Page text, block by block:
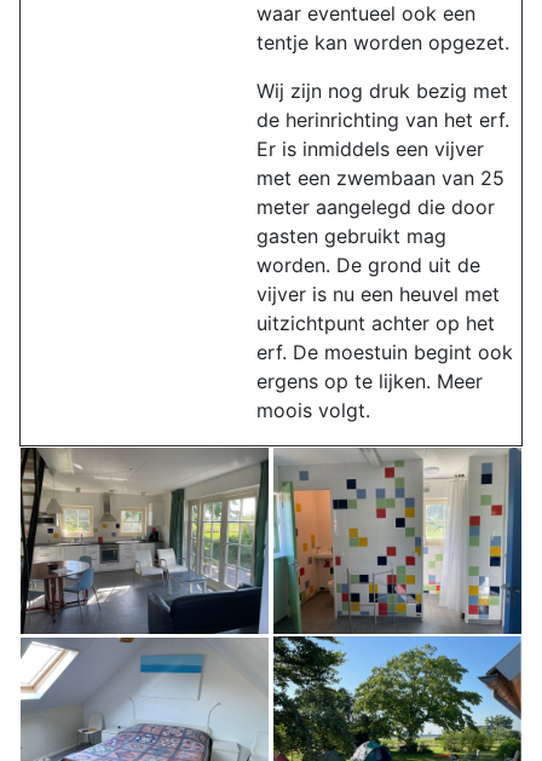
waar eventueel ook een
tentje kan worden opgezet.
Wij zijn nog druk bezig met
de herinrichting van het erf.
Er is inmiddels een vijver
met een zwembaan van 25
meter aangelegd die door
gasten gebruikt mag
worden. De grond uit de
vijver is nu een heuvel met
uitzichtpunt achter op het
erf. De moestuin begint ook
ergens op te lijken. Meer
moois volgt.